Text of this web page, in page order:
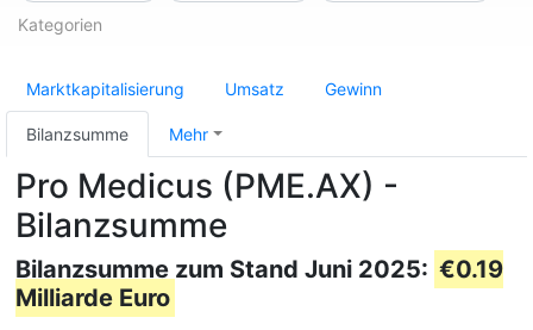
Kategorien
Marktkapitalisierung Umsatz Gewinn
Bilanzsumme Mehr
Pro Medicus (PME.AX) -
Bilanzsumme
Bilanzsumme zum Stand Juni 2025: €0.19
Milliarde Euro